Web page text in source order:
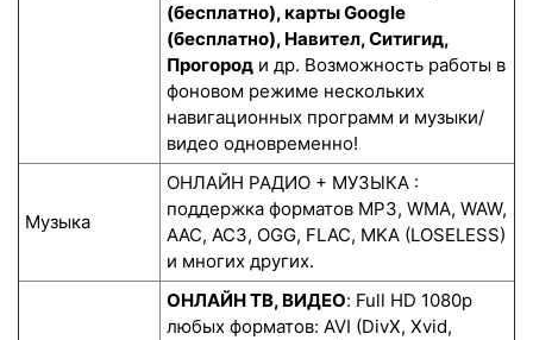
(бесплатно), карты Google
(бесплатно), Навител, Ситигид,
Прогород и др. Возможность работы в
фоновом режиме нескольких
навигационных программ и музыки/
видео одновременно!
Музыка
ОНЛАЙН РАДИО + МУЗЫКА :
поддержка форматов MP3, WMA, WAW,
AAC, AC3, OGG, FLAC, MKA (LOSELESS)
и многих других.
ОНЛАЙН ТВ, ВИДЕО: Full HD 1080p
любых форматов: AVI (DivX, Xvid,